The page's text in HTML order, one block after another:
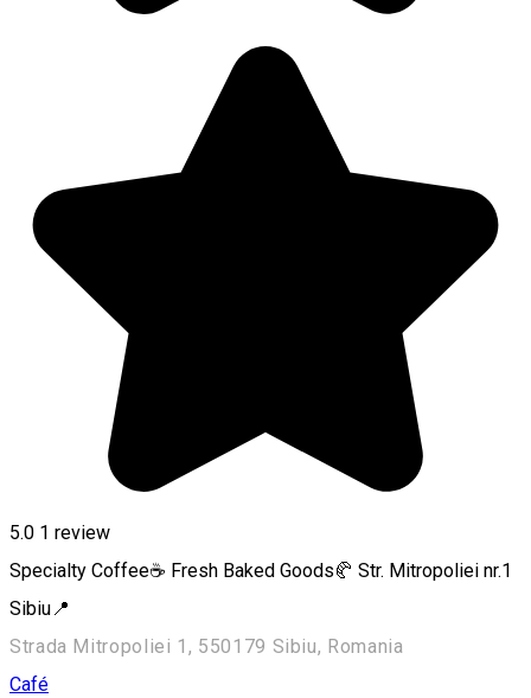
5.0 1 review
Specialty Coffee☕ Fresh Baked Goods🥐 Str. Mitropoliei nr.1
Sibiu📍
Strada Mitropoliei 1, 550179 Sibiu, Romania
Café